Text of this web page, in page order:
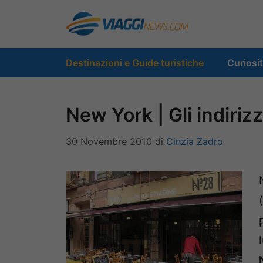
contenuto
Destinazioni e Guide turistiche
New York | Gli
30 Novembre 2010 di Cinzia Zadro